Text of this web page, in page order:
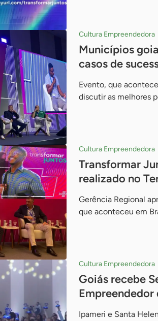
Cultura Empreendedora
Municípios
casos de
Evento, que
discutir as melhores
Cultura Empreendedora
Transformar
realizado no
Gerência Regional
que aconteceu em
Cultura Empreendedora
Goiás recebe
Ipameri e Santa